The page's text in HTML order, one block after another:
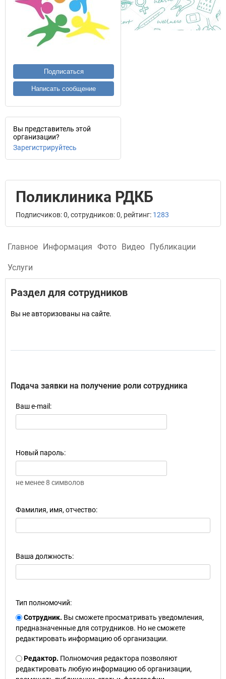
Подписаться
Написать сообщение
Вы представитель этой
организации?
Зарегистрируйтесь
Поликлиника РДКБ
Подписчиков: 0, сотрудников: 0, рейтинг: 1283
Главное Информация Фото Видео Публикации
Услуги
Раздел для сотрудников
Вы не авторизованы на сайте.
Подача заявки на получение роли сотрудника
Ваш e-mail:
Новый пароль:
не менее 8 символов
Фамилия, имя, отчество:
Ваша должность:
Тип полномочий:
Сотрудник. Вы сможете просматривать уведомления,
предназначенные для сотрудников. Но не сможете
редактировать информацию об организации.
Редактор. Полномочия редактора позволяют
редактировать любую информацию об организации,